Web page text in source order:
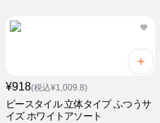
¥918(税込¥1,009.8)
ビースタイル 立体タイプ ふつうサ
イズ ホワイトアソート